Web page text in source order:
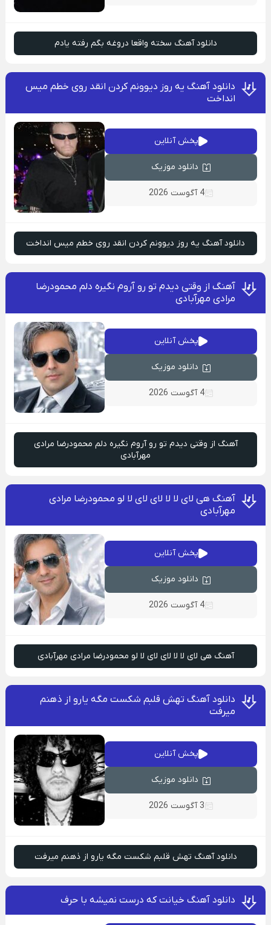
دانلود آهنگ سخته واقعا دروغه بگم رفته یادم
دانلود آهنگ یه روز دیوونم کردن انقد روی خطم میس
انداخت
پخش آنلاین
دانلود موزیک
4 آگوست 2026
دانلود آهنگ یه روز دیوونم کردن انقد روی خطم میس انداخت
آهنگ از وقتی دیدم تو رو آروم نگیره دلم محمودرضا
مرادی مهرآبادی
پخش آنلاین
دانلود موزیک
4 آگوست 2026
آهنگ از وقتی دیدم تو رو آروم نگیره دلم محمودرضا مرادی
مهرآبادی
آهنگ هی لای لا لا لای لای لا لو محمودرضا مرادی
مهرآبادی
پخش آنلاین
دانلود موزیک
4 آگوست 2026
آهنگ هی لای لا لا لای لای لا لو محمودرضا مرادی مهرآبادی
دانلود آهنگ تهش قلبم شکست مگه یارو از ذهنم
میرفت
پخش آنلاین
دانلود موزیک
3 آگوست 2026
دانلود آهنگ تهش قلبم شکست مگه یارو از ذهنم میرفت
دانلود آهنگ خیانت که درست نمیشه با حرف